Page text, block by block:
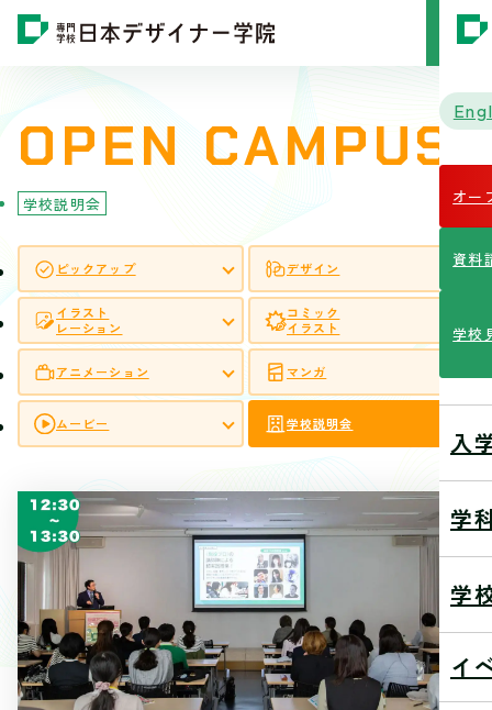
MENU
オー
資料
学校
入
学
学
イ
OPEN CAMPUS
学校説明会
ピックアップ デザイン
イラスト
レーション
コミック
イラスト
アニメーション マンガ
ムービー 学校説明会